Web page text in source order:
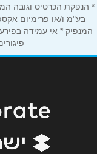
הודעה*
הזית 11
* הנפקת הכרטיס וגובה
בע"מ ו/או פרימיום
המנפיק * אי עמידה